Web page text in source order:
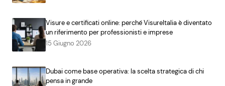
Visure e certificati online: perché VisureItalia è diventato
un riferimento per professionisti e imprese
15 Giugno 2026
Dubai come base operativa: la scelta strategica di chi
pensa in grande